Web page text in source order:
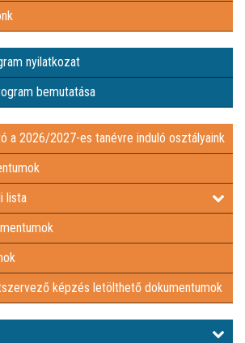
nyilatkozat
bemutatása
a 2026/2027-es tanévre induló osztályaink
lista
képzés letölthető dokumentumok